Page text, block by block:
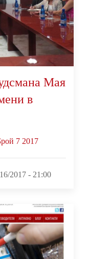
Мая
в
7 2017
2017 - 21:00